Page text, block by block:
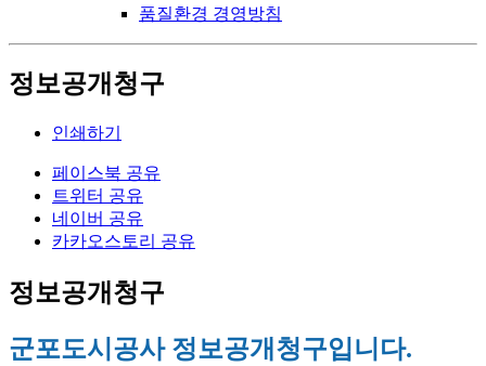
품질환경 경영방침
정보공개청구
인쇄하기
페이스북 공유
트위터 공유
네이버 공유
카카오스토리 공유
정보공개청구
군포도시공사 정보공개청구입니다.